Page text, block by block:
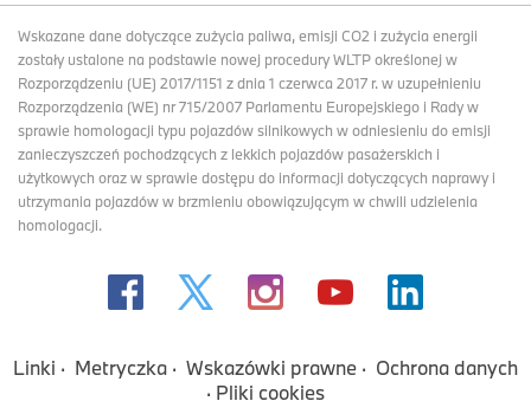
Wskazane dane dotyczące zużycia paliwa, emisji CO2 i zużycia energii
zostały ustalone na podstawie nowej procedury WLTP określonej w
Rozporządzeniu (UE) 2017/1151 z dnia 1 czerwca 2017 r. w uzupełnieniu
Rozporządzenia (WE) nr 715/2007 Parlamentu Europejskiego i Rady w
sprawie homologacji typu pojazdów silnikowych w odniesieniu do emisji
zanieczyszczeń pochodzących z lekkich pojazdów pasażerskich i
użytkowych oraz w sprawie dostępu do informacji dotyczących naprawy i
utrzymania pojazdów w brzmieniu obowiązującym w chwili udzielenia
homologacji.
Linki Metryczka Wskazówki prawne
Ochrona danych
Pliki cookies